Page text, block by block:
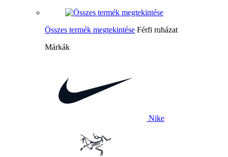
Összes termék megtekintése Férfi ruházat
Márkák
Nike